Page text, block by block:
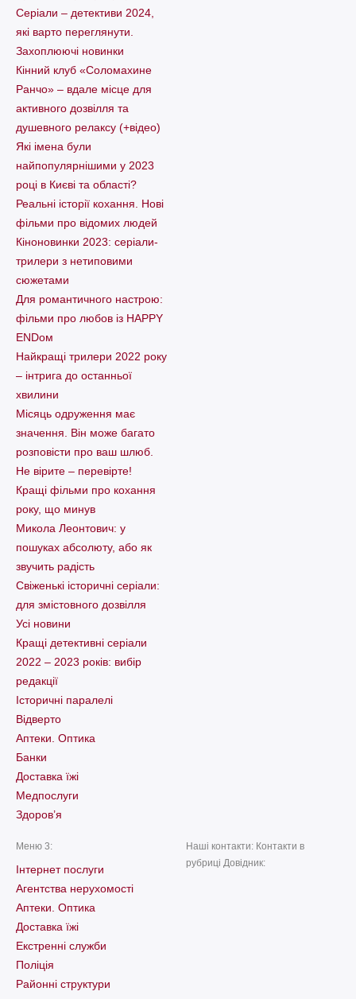
Серіали – детективи 2024,
які варто пеpеглянути.
Захоплюючі новинки
Кінний клуб «Соломахине
Ранчо» – вдале місце для
активного дозвілля та
душевного релаксу (+відео)
Які імена були
найпопулярнішими у 2023
році в Києві та області?
Реальні історії кохання. Нові
фільми про відомих людей
Кіноновинки 2023: серіали-
трилери з нетиповими
сюжетами
Для романтичного настрою:
фільми про любов із HAPPY
ENDом
Найкращі трилери 2022 року
– інтрига до останньої
хвилини
Місяць одруження має
значення. Він може багато
розповісти про ваш шлюб.
Не вірите – перевірте!
Кращі фільми про кохання
року, що минув
Микола Леонтович: у
пошуках абсолюту, або як
звучить радість
Свіженькі історичні серіали:
для змістовного дозвілля
Усі новини
Кращі детективні серіали
2022 – 2023 років: вибір
редакції
Історичні паралелі
Відверто
Аптеки. Оптика
Банки
Доставка їжі
Медпослуги
Здоров’я
Меню 3:
Інтернет послуги
Агентства нерухомості
Аптеки. Оптика
Доставка їжі
Екстренні служби
Поліція
Районні структури
Наші контакти: Контакти в
рубриці Довідник: